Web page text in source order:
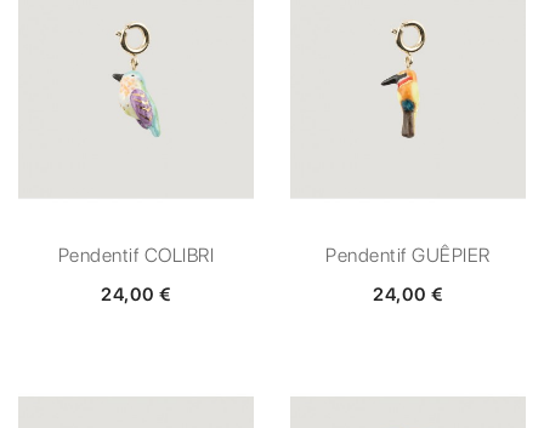
Pendentif COLIBRI
24,00 €
Pendentif GUÊPIER
24,00 €